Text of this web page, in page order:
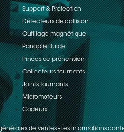
Support & Protection
Détecteurs de collision
Outillage magnétique
Panoplie fluide
Pinces de préhension
Collecteurs tournants
Joints tournants
Micromoteurs
Codeurs
de ventes -Les informations